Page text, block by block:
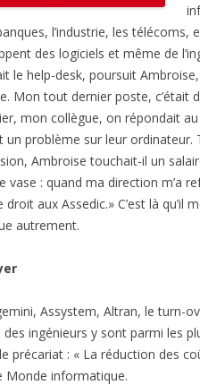
l’industrie, les télécoms,
des logiciels et même de
le help-desk, poursuit
Mon tout dernier poste, c’était
mon collègue, on répondait
un problème sur leur
Ambroise touchait-il un
vase : quand ma direction m’a
droit aux Assedic.» C’est là
autrement.
Assystem, Altran, le turn-
des ingénieurs y sont parmi les
précariat : « La réduction des
Monde informatique.